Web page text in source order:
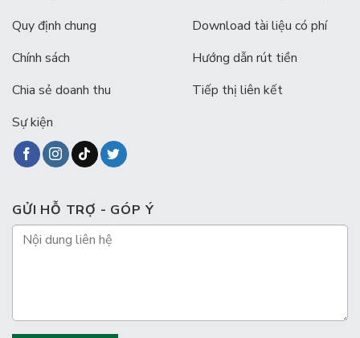
Quy định chung
Chính sách
Chia sẻ doanh thu
Sự kiện
Download tài liệu có phí
Hướng dẫn rút tiền
Tiếp thị liên kết
GỬI HỖ TRỢ - GÓP Ý